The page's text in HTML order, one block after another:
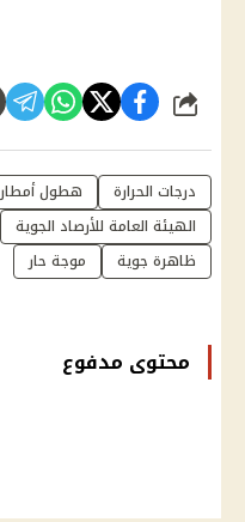
شارك
درجات الحرارة هطول أمطار
الهيئة العامة للأرصاد الجوية
ظاهرة جوية
موجة حار
محتوى مدفوع